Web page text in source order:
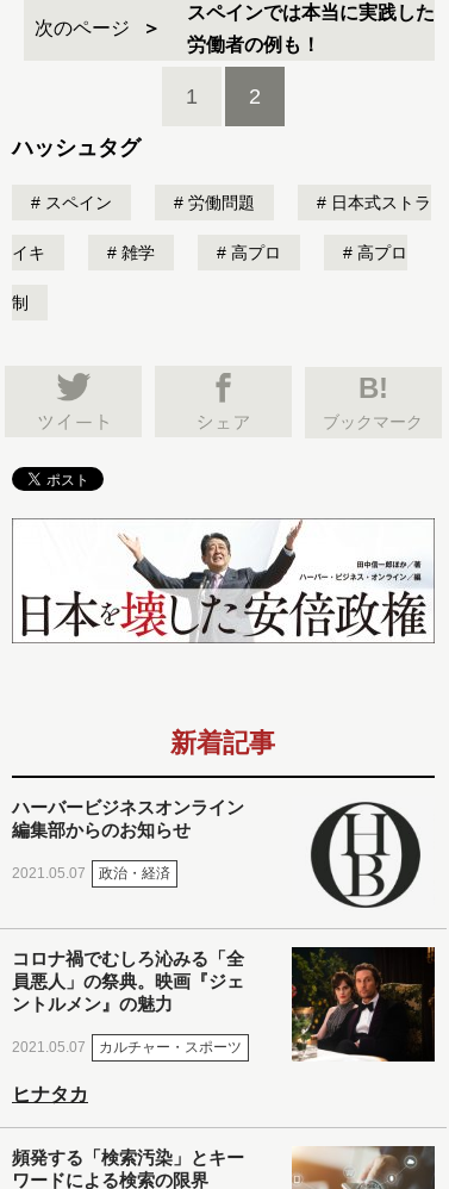
次のページ
スペインでは本当に実践した
労働者の例も！
1 2
ハッシュタグ
スペイン 労働問題 日本式ストラ
イキ 雑学 高プロ 高プロ
制
B!
ブックマーク
新着記事
ハーバービジネスオンライン
編集部からのお知らせ
2021.05.07 政治・経済
コロナ禍でむしろ沁みる「全
員悪人」の祭典。映画『ジェ
ントルメン』の魅力
2021.05.07 カルチャー・スポーツ
ヒナタカ
頻発する「検索汚染」とキー
ワードによる検索の限界